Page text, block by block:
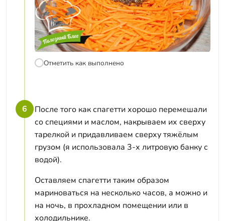
Отметить как выполнено
6
После того как спагетти хорошо перемешали
со специями и маслом, накрываем их сверху
тарелкой и придавливаем сверху тяжёлым
грузом (я использовала 3-х литровую банку с
водой).
Оставляем спагетти таким образом
мариноваться на несколько часов, а можно и
на ночь, в прохладном помещении или в
холодильнике.